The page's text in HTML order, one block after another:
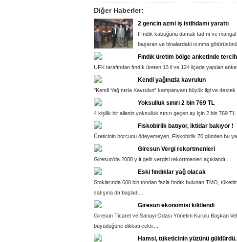
Diğer Haberler:
2 gencin azmi iş istihdamı yarattı
Fındık kabuğunu damak tadını ve
başaran ve binalardaki ısınma
Fındık üretim bölge anketinde
UFK tarafından fındık üreten 13 il ve 124 ilçede yapılan
Kendi yağınızla kavrulun
"Kendi Yağınızla Kavrulun" kampanyası büyük ilgi ve destek
Yoksulluk sınırı 2 bin 769 TL
4 kişilik bir ailenin yoksulluk sınırı geçen ay için 2 bin 769 TL
Fiskobirlik batıyor, iktidar bakıyor !
Üreticinin borcunu ödeyemeyen, Fiskobirlik 70 günden bu
Giresun Vergi rekortmenleri
Giresun'da 2008 yılı gelir vergisi rekortmenleri açıklandı....
Eski fındıklar yağ olacak
Stoklarında 600 bin tondan fazla fındık bulunan TMO,
satışına da başladı...
Giresun ekonomisi kilitlendi
Giresun Ticaret ve Sanayi Odası Yönetim Kurulu Başkan
büyüdüğüne dikkati çekti....
Hamsi, tüketicinin yüzünü güldürdü.